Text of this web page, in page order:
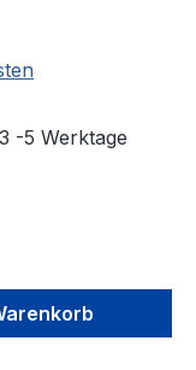
-5 Werktage